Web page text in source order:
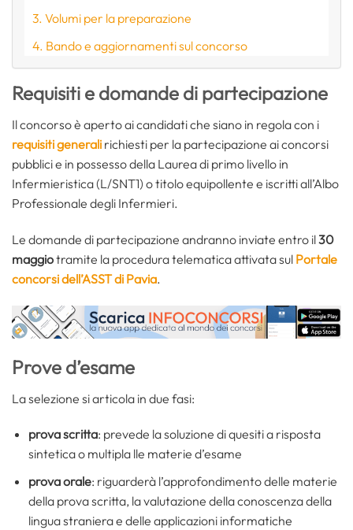
Volumi per la preparazione
Bando e aggiornamenti sul concorso
Requisiti e domande di partecipazione
Il concorso è aperto ai candidati che siano in regola con i
requisiti generali richiesti per la partecipazione ai concorsi
pubblici e in possesso della Laurea di primo livello in
Infermieristica (L/SNT1) o titolo equipollente e iscritti all’Albo
Professionale degli Infermieri.
Le domande di partecipazione andranno inviate entro il30
maggiotramite la procedura telematica attivata sul Portale
concorsi dell’ASST di Pavia.
Prove d’esame
La selezione si articola in due fasi:
prova scritta: prevede la soluzione di quesiti a risposta
sintetica o multipla lle materie d’esame
prova orale: riguarderà l’approfondimento delle materie
della prova scritta, la valutazione della conoscenza della
lingua straniera e delle applicazioni informatiche